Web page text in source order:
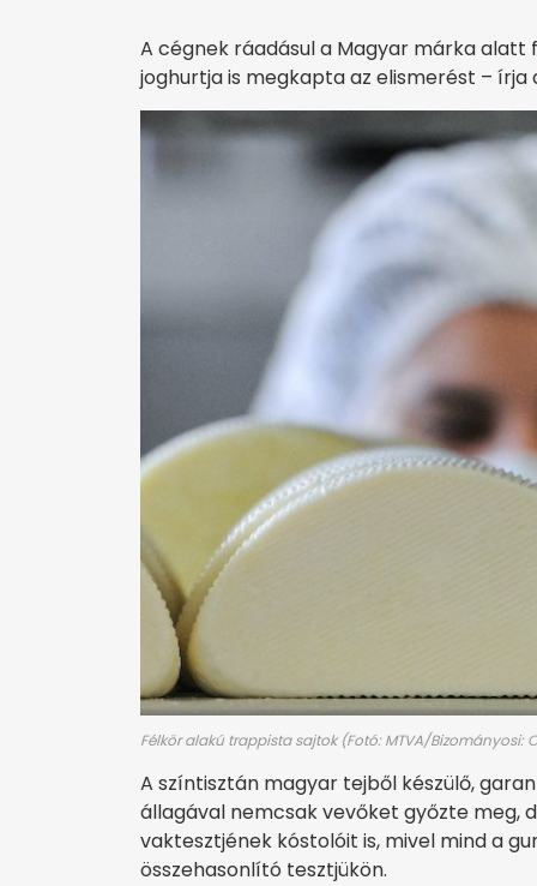
A cégnek ráadásul a Magyar márka
joghurtja is megkapta az elismerést – írja
Félkör alakú trappista sajtok (Fotó: MTVA/Bizományosi:
A színtisztán magyar tejből készülő,
állagával nemcsak vevőket győzte meg,
vaktesztjének kóstolóit is, mivel mind a
összehasonlító tesztjükön.